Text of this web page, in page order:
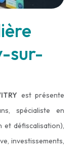
sur-
est présente
spécialiste en
et défiscalisation),
investissements,